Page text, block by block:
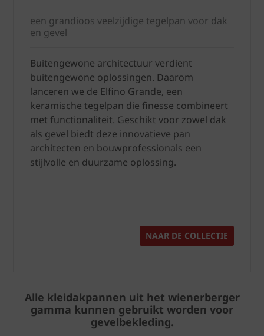
een grandioos veelzijdige tegelpan voor dak
en gevel
Buitengewone architectuur verdient
buitengewone oplossingen. Daarom
lanceren we de Elfino Grande, een
keramische tegelpan die finesse combineert
met functionaliteit. Geschikt voor zowel dak
als gevel biedt deze innovatieve pan
architecten en bouwprofessionals een
stijlvolle en duurzame oplossing.
NAAR DE COLLECTIE
Alle kleidakpannen uit het wienerberger
gamma kunnen gebruikt worden voor
gevelbekleding.